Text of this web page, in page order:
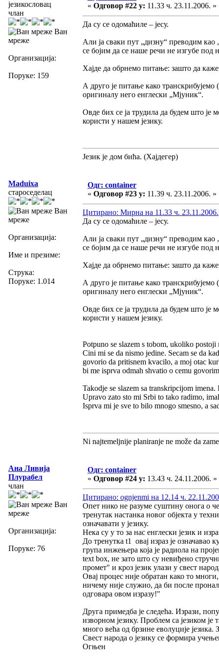
језикословац
члан
Ван
мреже
Организација:
Поруке: 159
« Одговор #22 у: 11.33 ч. 23.11.2006. »
Да су се одомаћиле – јесу.
Али ја сваки пут „дизну“ преводим као
се бојим да се наше речи не изгубе под
Хајде да обрнемо питање: зашто да
А друго је питање како
оригиналу него енглески „Мјуник“.
Овде бих се ја трудила да будем што је
користи у нашем језику.
Језик је дом бића. (Хајдегер)
Maduixa
староседелац
Ван
мреже
Организација:
Име и презиме:
Струка:
Поруке: 1.014
Одг: container
« Одговор #23 у: 11.39 ч. 23.11.2006. »
Цитирано: Мирна на 11.33 ч. 23.11.2006.
Да су се одомаћиле – јесу.
Али ја сваки пут „дизну“ преводим као
се бојим да се наше речи не изгубе под
Хајде да обрнемо питање: зашто да
А друго је питање како
оригиналу него енглески „Мјуник“.
Овде бих се ја трудила да будем што је
користи у нашем језику.
Potpuno se slazem s tobom, ukoliko
Cini mi se da nismo jedine. Secam se da
govorio da pritisnem kvacilo, a moj otac
bi me isprva odmah shvatio o cemu
Takodje se slazem sa transkripcijom
Upravo zato sto mi Srbi to tako radimo,
Isprva mi je sve to bilo mnogo smesno, a
Ni najtemeljnije planiranje ne može da
Ана Ливија
Плурабел
члан
Ван
мреже
Организација:
Поруке: 76
Одг: container
« Одговор #24 у: 13.43 ч. 24.11.2006. »
Цитирано: ognjenmi на 12.14 ч.
Опет нико не разуме суштину онога о
тренутак настанка новог објекта у
означавати у језику.
Нека су у то за нас енглески језик и
До тренутка t1 овај израз је означавао
група инжењера која је радиола на
text box, не зато што су невиђено
промет" и кроз језик улази у свест
Овај процес није обратан како то многи,
ничему није служио, да би после
одговара овом изразу!"
Друга примедба је следећа. Изрази,
изворном језику. Проблем са језиком је
много већа од брзине еволуције језика.
Свест народа о језику се формира
Огњен